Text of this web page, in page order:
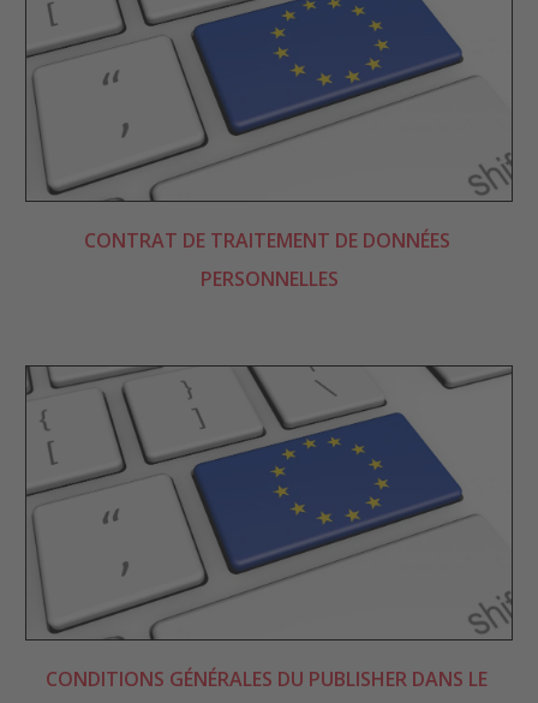
CONTRAT DE TRAITEMENT DE DONNÉES
PERSONNELLES
CONDITIONS GÉNÉRALES DU PUBLISHER DANS LE